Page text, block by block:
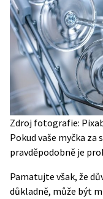
Zdroj fotografie:
Pokud vaše myčka za
pravděpodobně je
Pamatujte však, že
důkladně, může být